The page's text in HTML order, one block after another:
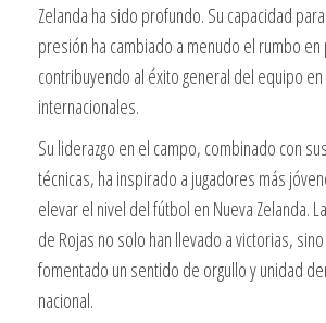
Zelanda ha sido profundo. Su capacidad
presión ha cambiado a menudo el rumbo
contribuyendo al éxito general del equipo
internacionales.
Su liderazgo en el campo, combinado con
técnicas, ha inspirado a jugadores más
elevar el nivel del fútbol en Nueva Zelanda.
de Rojas no solo han llevado a victorias,
fomentado un sentido de orgullo y unidad
nacional.